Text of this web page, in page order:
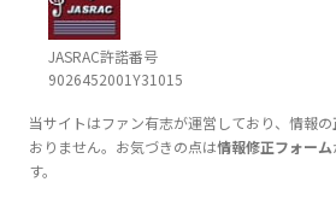
JASRAC許諾番号
9026452001Y31015
当サイトはファン有志が運営しており、情報
おりません。お気づきの点は情報修正フォーム
す。